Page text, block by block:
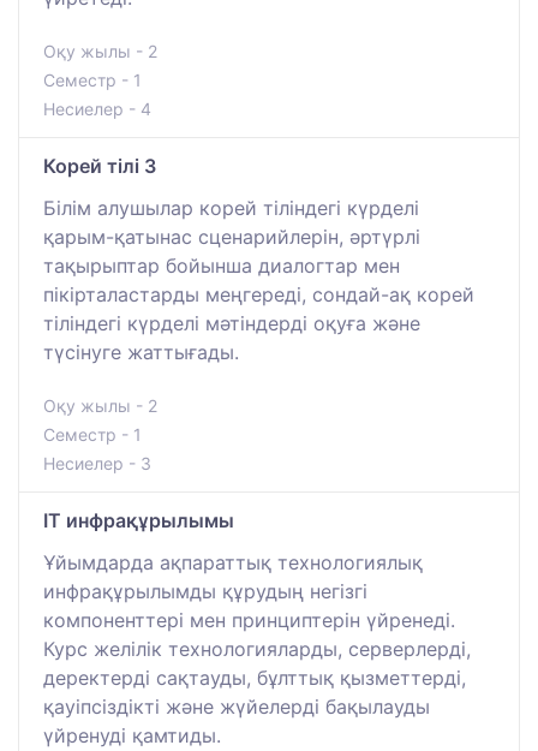
Оқу жылы - 2
Семестр - 1
Несиелер - 4
Корей тілі 3
Білім алушылар корей тіліндегі күрделі
қарым-қатынас сценарийлерін, әртүрлі
тақырыптар бойынша диалогтар мен
пікірталастарды меңгереді, сондай-ақ корей
тіліндегі күрделі мәтіндерді оқуға және
түсінуге жаттығады.
Оқу жылы - 2
Семестр - 1
Несиелер - 3
IT инфрақұрылымы
Ұйымдарда ақпараттық технологиялық
инфрақұрылымды құрудың негізгі
компоненттері мен принциптерін үйренеді.
Курс желілік технологияларды, серверлерді,
деректерді сақтауды, бұлттық қызметтерді,
қауіпсіздікті және жүйелерді бақылауды
үйренуді қамтиды.